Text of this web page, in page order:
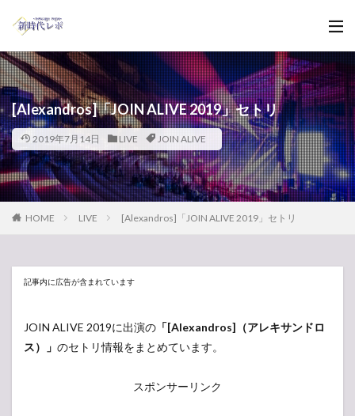
[Alexandros]「JOIN ALIVE 2019」セトリ
2019年7月14日 LIVE JOIN ALIVE
HOME LIVE [Alexandros]「JOIN ALIVE 2019」セトリ
記事内に広告が含まれています
JOIN ALIVE 2019に出演の 「[Alexandros]（アレキサンドロ
ス）」 のセトリ情報をまとめています。
スポンサーリンク